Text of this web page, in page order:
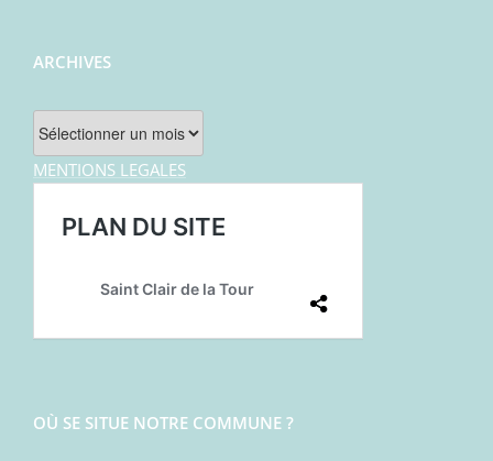
ARCHIVES
Archives
MENTIONS LEGALES
OÙ SE SITUE NOTRE COMMUNE ?